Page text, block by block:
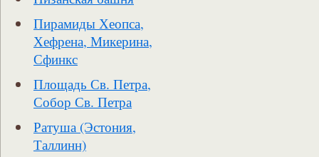
Пирамиды Хеопса,
Хефрена, Микерина,
Сфинкс
Площадь Св. Петра,
Собор Св. Петра
Ратуша (Эстония,
Таллинн)